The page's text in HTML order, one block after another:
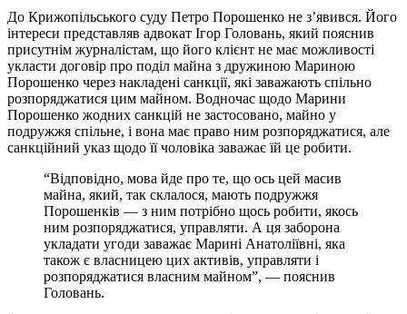
До Крижопільського суду Петро Порошенко не з’явився. Його
інтереси представляв адвокат Ігор Головань, який пояснив
присутнім журналістам, що його клієнт не має можливості
укласти договір про поділ майна з дружиною Мариною
Порошенко через накладені санкції, які заважають спільно
розпоряджатися цим майном. Водночас щодо Марини
Порошенко жодних санкцій не застосовано, майно у
подружжя спільне, і вона має право ним розпоряджатися, але
санкційний указ щодо її чоловіка заважає їй це робити.
“Відповідно, мова йде про те, що ось цей масив
майна, який, так склалося, мають подружжя
Порошенків — з ним потрібно щось робити, якось
ним розпоряджатися, управляти. А ця заборона
укладати угоди заважає Марині Анатоліївні, яка
також є власницею цих активів, управляти і
розпоряджатися власним майном”, — пояснив
Головань.